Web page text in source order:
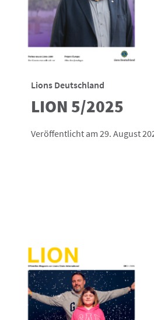
Lions Deutschland
LION 5/2025
Veröffentlicht am 29. August